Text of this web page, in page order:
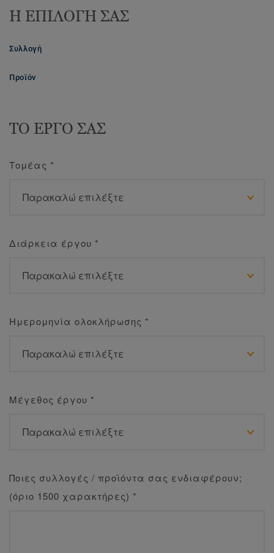
Η ΕΠΙΛΟΓΗ ΣΑΣ
Συλλογή
Προϊόν
ΤΟ ΕΡΓΟ ΣΑΣ
Τομέας *
Διάρκεια έργου *
Ημερομηνία ολοκλήρωσης *
Μέγεθος έργου *
Ποιες συλλογές / προϊόντα σας ενδιαφέρουν;
(όριο 1500 χαρακτήρες) *